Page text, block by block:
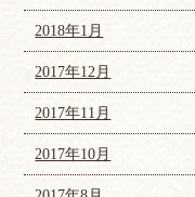
2018年1月
2017年12月
2017年11月
2017年10月